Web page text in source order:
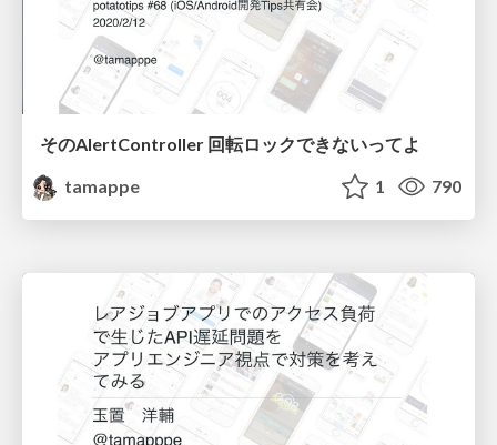
そのAlertController 回転ロックできないってよ
tamappe
1 790